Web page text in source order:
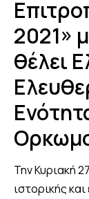
2021»
θέλει
Την Κυριακή
ιστορικής